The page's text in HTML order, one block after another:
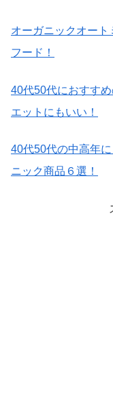
オーガニックオー
フード！
40代50代におすす
エットにもいい！
40代50代の中高年
ニック商品６選！